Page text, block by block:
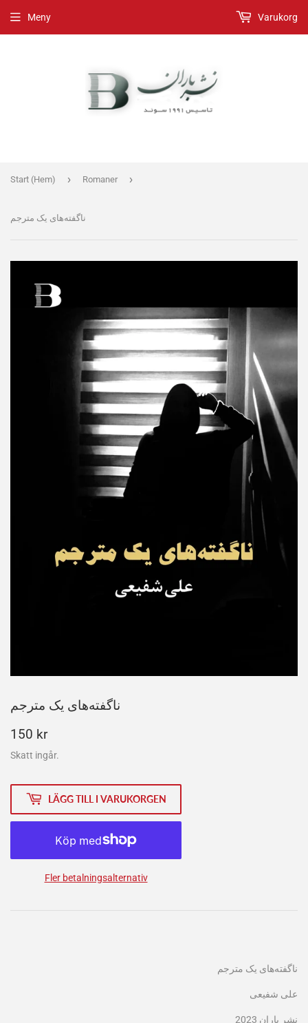
Meny Varukorg
Start (Hem) › Romaner ›
ناگفته‌های یک مترجم
ناگفته‌های یک مترجم
150 kr150
kr
Skatt ingår.
LÄGG TILL I VARUKORGEN
Fler betalningsalternativ
ناگفته‌های یک مترجم
علی شفیعی
نشر باران 2023